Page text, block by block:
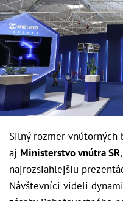
Silný rozmer
aj Ministerstvo vnútra SR
najrozsiahlejšiu
Návštevníci videli